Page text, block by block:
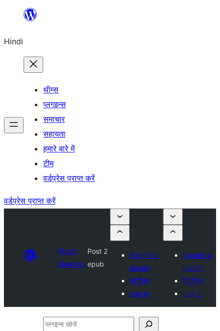
सामग्री
जाएं
Hindi
थीम्स
प्लगइन्स
समाचार
सहायता
हमारे बारे में
टीम
वर्डप्रेस प्राप्त करें
वर्डप्रेस प्राप्त करें
Plugin
Directory
Post 2
epub
Submit a
plugin
मेरे प्रिय
Log in
Submit a
plugin
मेरे प्रिय
Log in
प्लगइन्स